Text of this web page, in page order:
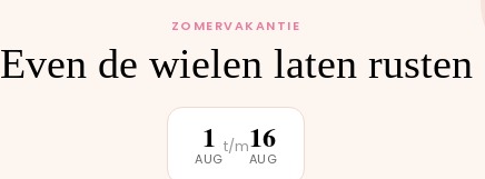
ZOMERVAKANTIE
Even de wielen laten rusten
1
AUG
t/m16
AUG